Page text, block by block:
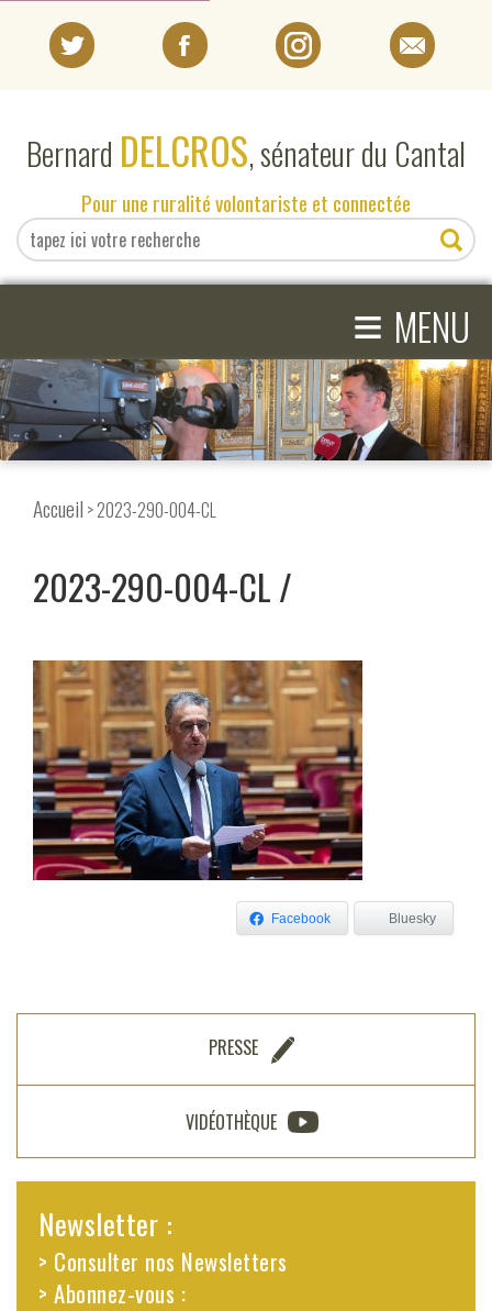
Bernard DELCROS, sénateur du Cantal
Pour une ruralité volontariste et connectée
≡ MENU
EN DIRECT DU SÉNAT
EN DIRECT DU CANTAL
COMPRENDRE LE SÉNAT
Accueil > 2023-290-004-CL
2023-290-004-CL
Facebook Bluesky
PRESSE
VIDÉOTHÈQUE
Newsletter :
> Consulter nos Newsletters
> Abonnez-vous :